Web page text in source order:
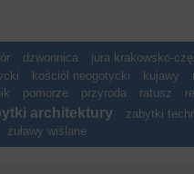
dzwonnica jura krakowsko-
kościół neogotycki kujawy
pomorze przyroda ratusz
architektury zabytki
żuławy wiślane